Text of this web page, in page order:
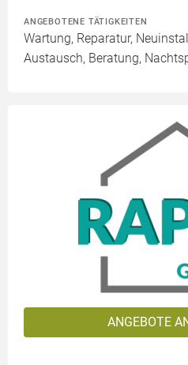
ANGEBOTENE TÄTIGKEITEN
Wartung, Reparatur,
Austausch, Beratung,
ANGEBOTE